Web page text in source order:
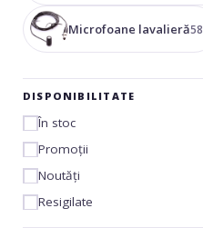
Microfoane lavalieră58
DISPONIBILITATE
În stoc
Promoții
Noutăți
Resigilate